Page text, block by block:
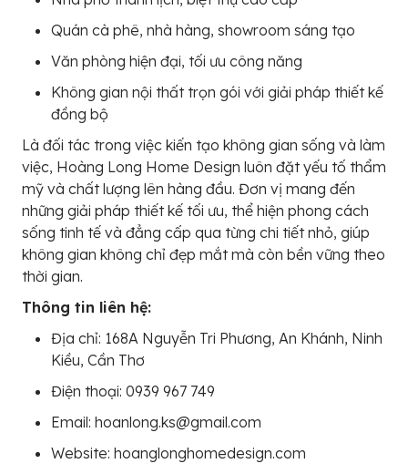
Quán cà phê, nhà hàng, showroom sáng tạo
Văn phòng hiện đại, tối ưu công năng
Không gian nội thất trọn gói với giải pháp thiết kế
đồng bộ
Là đối tác trong việc kiến tạo không gian sống và làm
việc, Hoàng Long Home Design luôn đặt yếu tố thẩm
mỹ và chất lượng lên hàng đầu. Đơn vị mang đến
những giải pháp thiết kế tối ưu, thể hiện phong cách
sống tinh tế và đẳng cấp qua từng chi tiết nhỏ, giúp
không gian không chỉ đẹp mắt mà còn bền vững theo
thời gian.
Thông tin liên hệ:
Địa chỉ: 168A Nguyễn Tri Phương, An Khánh, Ninh
Kiều, Cần Thơ
Điện thoại: 0939 967 749
Email: hoanlong.ks@gmail.com
Website: hoanglonghomedesign.com